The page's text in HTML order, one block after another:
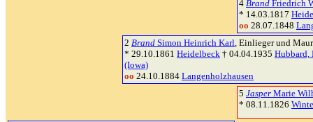
4 Brand Friedrich
* 14.03.1817
oo 28.07.1848
2 Brand Simon Heinrich Karl, Einlieger und
* 29.10.1861 Heidelbeck † 04.04.1935 Hubbard,
(Iowa)
oo 24.10.1884 Langenholzhausen
5 Jasper Marie
* 08.11.1826